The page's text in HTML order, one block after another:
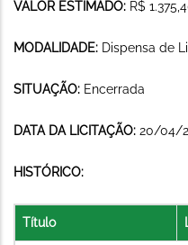
VALOR ESTIMADO: R$
MODALIDADE: Dispensa de
SITUAÇÃO: Encerrada
DATA DA LICITAÇÃO: 20/04/
HISTÓRICO:
Título